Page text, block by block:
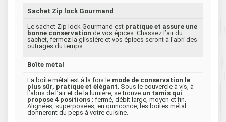
Sachet Zip lock Gourmand
Le sachet Zip lock Gourmand est pratique et assure une
bonne conservation de vos épices. Chassez l’air du
sachet, fermez la glissière et vos épices seront à l’abri des
outrages du temps.
Boîte métal
La boîte métal est à la fois le mode de conservation le
plus sûr, pratique et élégant. Sous le couvercle à vis, à
l’abris de l’air et de la lumière, se trouve un tamis qui
propose 4 positions : fermé, débit large, moyen et fin.
Alignées, superposées, en quinconce, les boîtes métal
donneront du peps à votre cuisine.